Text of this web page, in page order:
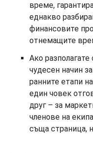
време,
еднакво
финансовите
отнемащите
Ако
чудесен начин
ранните етапи на
един човек
друг – за
членове на
съща страница,